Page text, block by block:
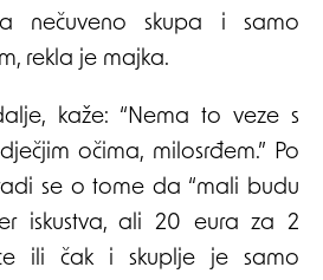
nečuveno skupa i samo
rekla je majka.
kaže: “Nema to veze s
očima, milosrđem.” Po
se o tome da “mali budu
iskustva, ali 20 eura za 2
ili čak i skuplje je samo